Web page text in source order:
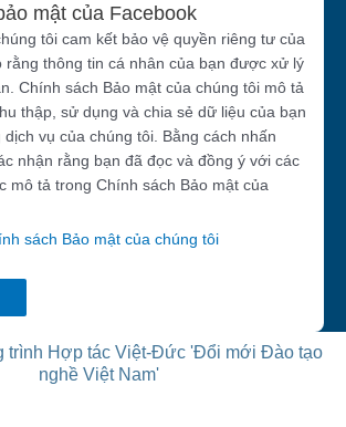
mật của Facebook
tôi cam kết bảo vệ quyền riêng tư của
rằng thông tin cá nhân của bạn được xử lý
Chính sách Bảo mật của chúng tôi mô tả
thập, sử dụng và chia sẻ dữ liệu của bạn
vụ của chúng tôi. Bằng cách nhấn
nhận rằng bạn đã đọc và đồng ý với các
mô tả trong Chính sách Bảo mật của
sách Bảo mật của chúng tôi
trình Hợp tác Việt-Đức 'Đổi mới Đào tạo
nghề Việt Nam'